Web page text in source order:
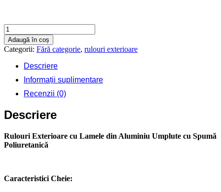
Cantitate
Rulouri
exterioare
1400
Adaugă în coș
Categorii: Fără categorie, rulouri exterioare
Descriere
Informații suplimentare
Recenzii (0)
Descriere
Rulouri Exterioare cu Lamele din Aluminiu Umplute cu Spumă
Poliuretanică
Caracteristici Cheie:
Contactează-ne rapid
Ne poți trimite un mesaj, sau poți lăsa numărul tău de telefon